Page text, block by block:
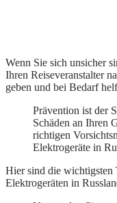
Wenn Sie sich unsicher
Ihren Reiseveranstalter
geben und bei Bedarf
Prävention ist der
Schäden an Ihren
richtigen
Elektrogeräte in
Hier sind die wichtigsten
Elektrogeräten in